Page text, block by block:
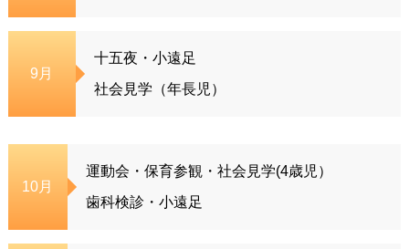
9月
十五夜・小遠足
社会見学（年長児）
10月
運動会・保育参観・社会見学(4歳児）
歯科検診・小遠足